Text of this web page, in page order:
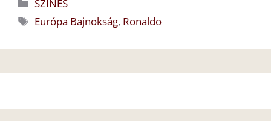
SZÍNES
Címkék
Európa Bajnokság, Ronaldo